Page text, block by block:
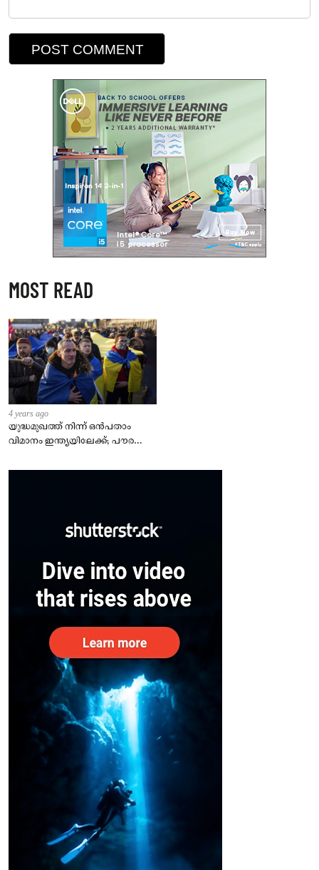
MOST READ
4 years ago
യുദ്ധമുഖത്ത് നിന്ന് ഒൻപതാം
വിമാനം ഇന്ത്യയിലേക്ക്; പൗരന്മാർ
– കേന്ദ്രം